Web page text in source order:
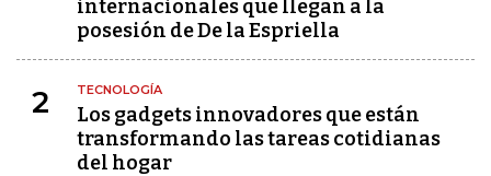
internacionales que llegan a la
posesión de De la Espriella
2 TECNOLOGÍA
Los gadgets innovadores que están
transformando las tareas cotidianas
del hogar